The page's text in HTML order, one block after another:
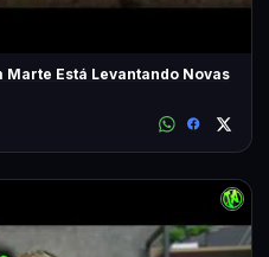
Marte Está Levantando Novas